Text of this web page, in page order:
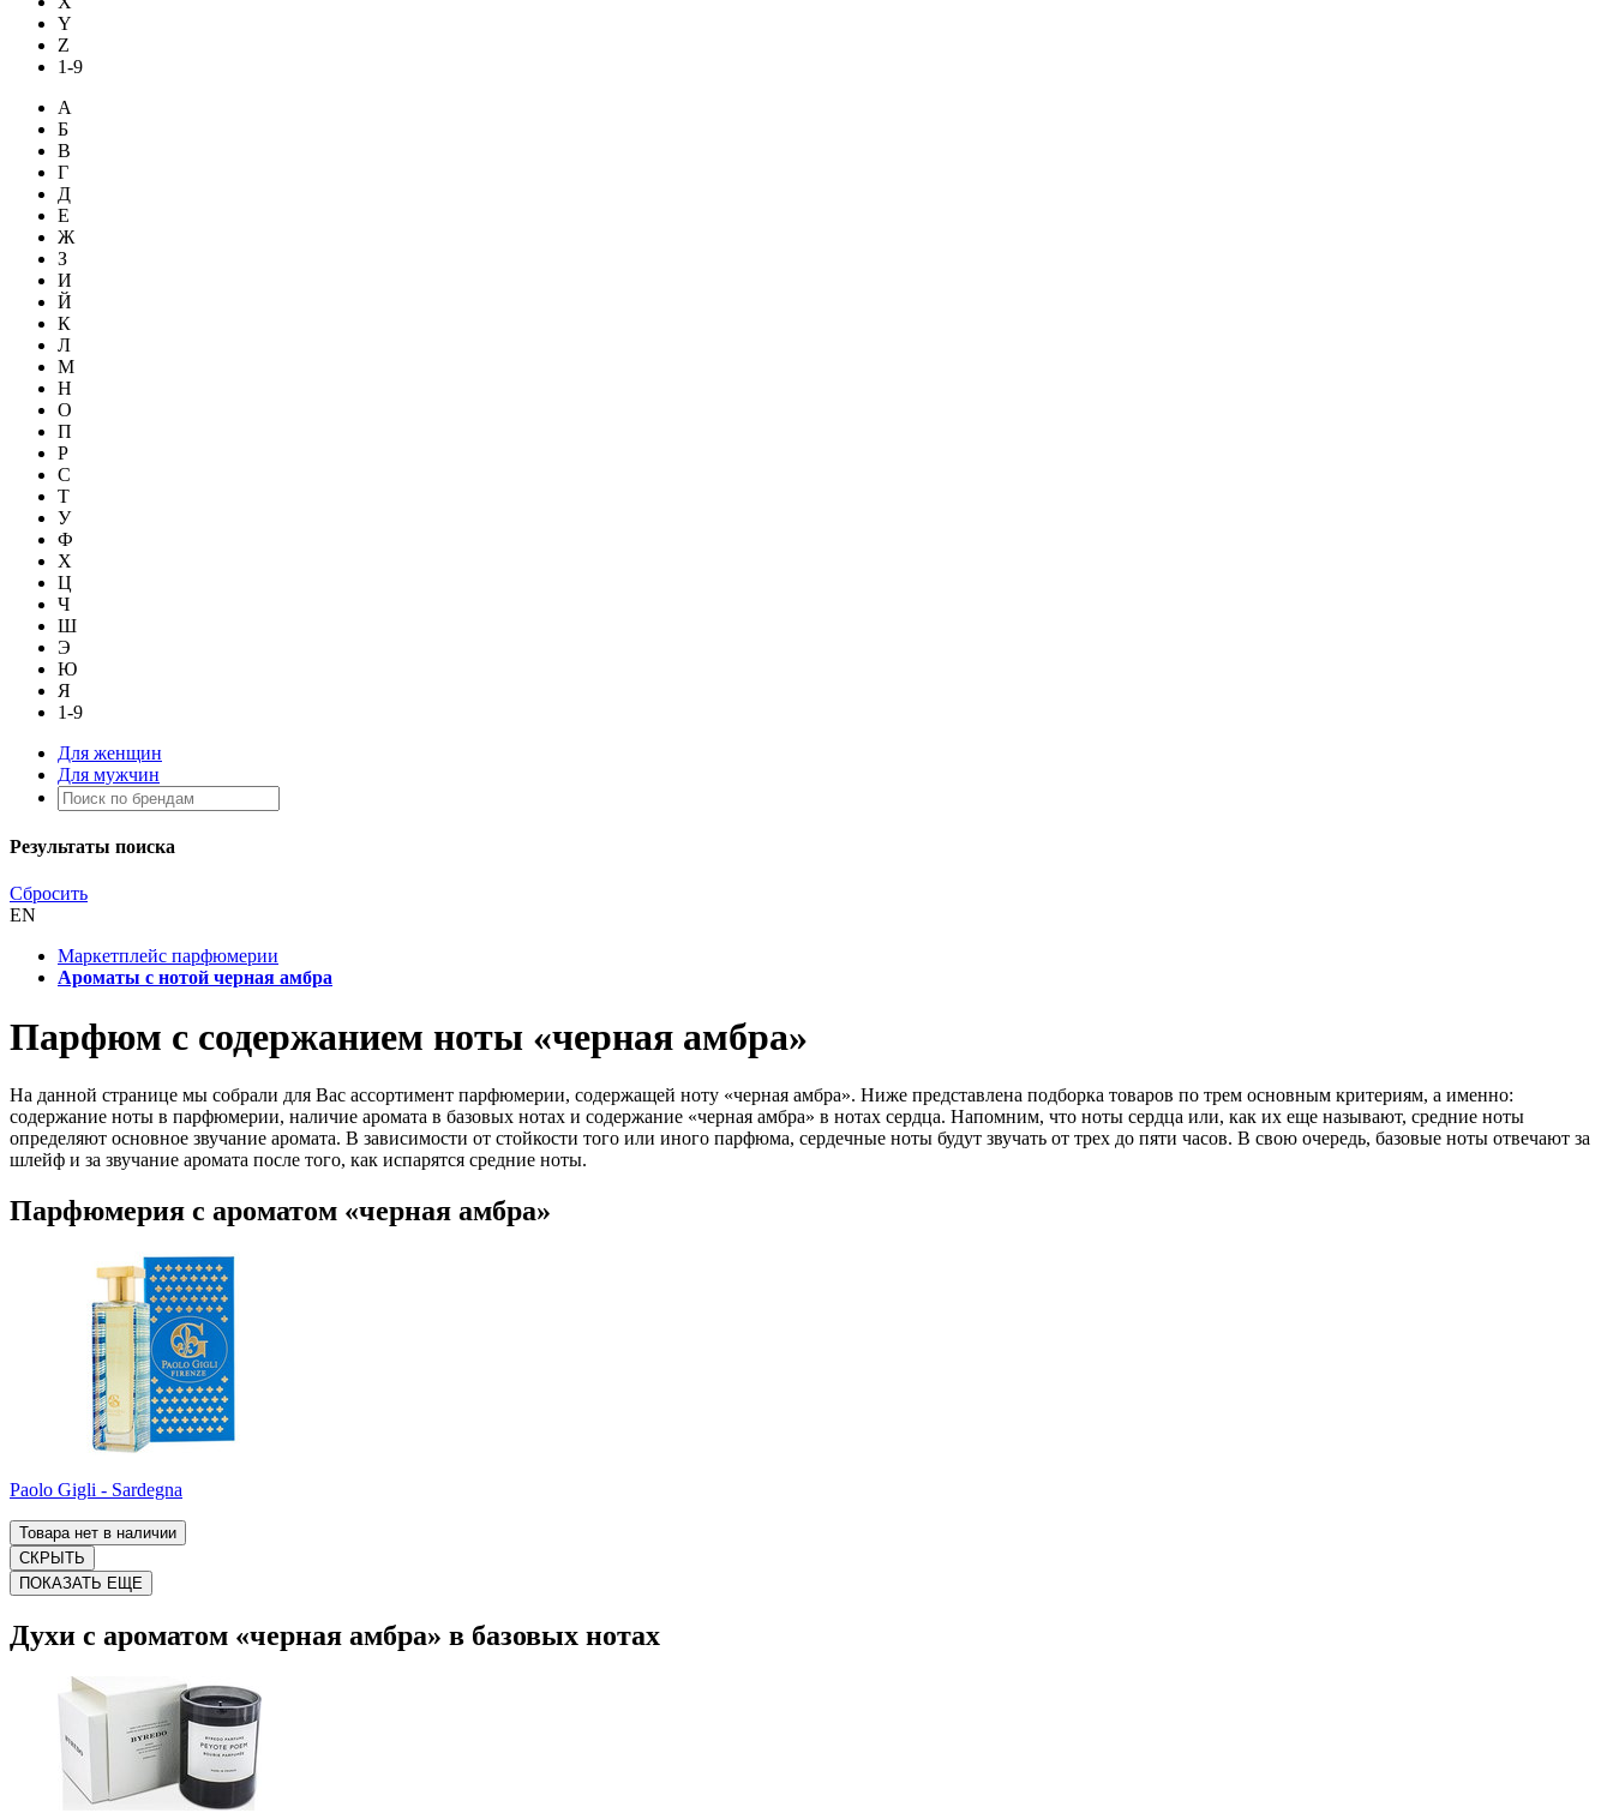
Y
Z
1-9
А
Б
В
Г
Д
Е
Ж
З
И
Й
К
Л
М
Н
О
П
Р
С
Т
У
Ф
Х
Ц
Ч
Ш
Э
Ю
Я
1-9
Для женщин
Для мужчин
Результаты поиска
Сбросить
EN
Маркетплейс парфюмерии
Ароматы с нотой черная амбра
Парфюм с содержанием ноты «черная амбра»
На данной странице мы собрали для Вас ассортимент парфюмерии, содержащей ноту «черная амбра». Ниже представлена подборка товаров по трем основным критериям, а именно:
содержание ноты в парфюмерии, наличие аромата в базовых нотах и содержание «черная амбра» в нотах сердца. Напомним, что ноты сердца или, как их еще называют, средние ноты
определяют основное звучание аромата. В зависимости от стойкости того или иного парфюма, сердечные ноты будут звучать от трех до пяти часов. В свою очередь, базовые ноты отвечают за
шлейф и за звучание аромата после того, как испарятся средние ноты.
Парфюмерия с ароматом «черная амбра»
Paolo Gigli - Sardegna
Товара нет в наличии
СКРЫТЬ
ПОКАЗАТЬ ЕЩЕ
Духи с ароматом «черная амбра» в базовых нотах